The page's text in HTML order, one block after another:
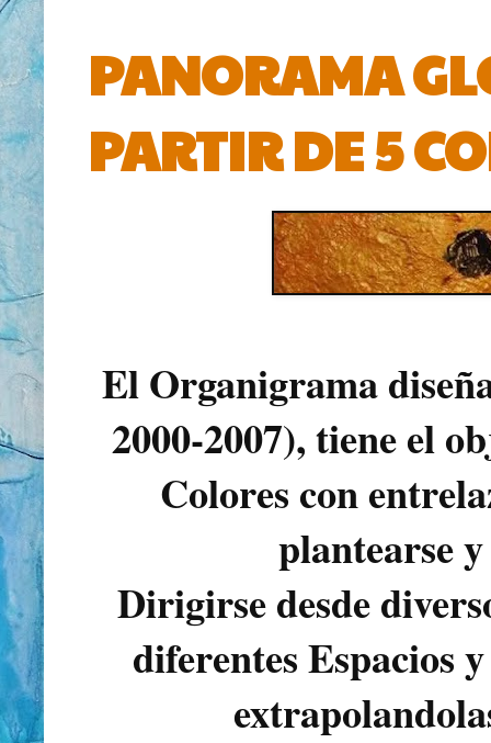
PANORAMA
PARTIR DE 5
El Organigrama
2000-2007), tiene el
Colores con
plantearse
Dirigirse desde
diferentes Espacios